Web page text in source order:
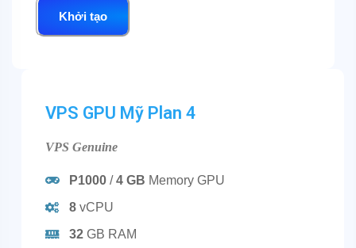
Khởi tạo
VPS GPU Mỹ Plan 4
VPS Genuine
P1000/4 GB Memory GPU
8 vCPU
32GB RAM